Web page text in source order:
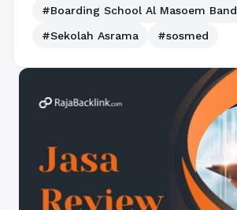
#Boarding School Al Masoem
#Sekolah Asrama
#sosmed